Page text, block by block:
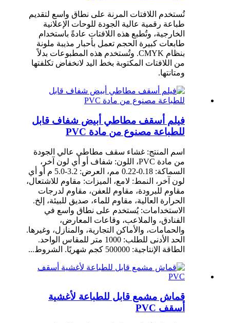
تُستخدم اللافتات المرنة على نطاق واسع لتقديم
طباعة رقمية عالية الجودة للوحات الإعلانية
الخارجية، وتُطبع هذه اللافتات عادةً باستخدام
طابعات كبيرة الحجم تعمل بأحبار مذيبة ملونة
بنظام CMYK. وتُستخدم هذه المطبوعات بدلاً
من اللافتات المكتوبة بخط اليد لانخفاض تكلفتها
ومتانتها.
فيلم أسقف مطاطي أبيض شفاف قابل
للطباعة مصنوع من مادة PVC
اسم المنتج: غشاء سقف مطاطي عالي الجودة
من مادة PVC، اللون: شفاف أو أي لون آخر،
السماكة: 0.18-0.22 مم، العرض: 3.2-5.0 م أو أي
لون آخر، النمط: لامع، الميزات: مقاوم للاشتعال،
مقاوم للبرودة، مقاوم للعفن، مقاوم لدرجات
الحرارة العالية، مقاوم للماء، صديق للبيئة، إلخ.
الاستخدامات: يُستخدم على نطاق واسع في
الفنادق، والملاعب، وقاعات المعارض،
والحمامات، والأماكن التجارية، والمنازل، وغيرها.
الحد الأدنى للطلب: 1000 متر للمقاس الواحد.
الطاقة الإنتاجية: 500000 كجم شهريًا. الشروط...
قماش مشمع قابل للطباعة لأغشية
أسقف PVC